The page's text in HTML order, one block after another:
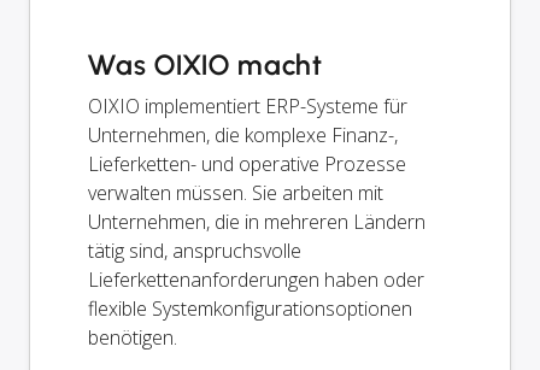
Was OIXIO macht
OIXIO implementiert ERP-Systeme für
Unternehmen, die komplexe Finanz-,
Lieferketten- und operative Prozesse
verwalten müssen. Sie arbeiten mit
Unternehmen, die in mehreren Ländern
tätig sind, anspruchsvolle
Lieferkettenanforderungen haben oder
flexible Systemkonfigurationsoptionen
benötigen.